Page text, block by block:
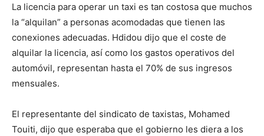
La licencia para operar un taxi es tan costosa que muchos
la “alquilan” a personas acomodadas que tienen las
conexiones adecuadas. Hdidou dijo que el coste de
alquilar la licencia, así como los gastos operativos del
automóvil, representan hasta el 70% de sus ingresos
mensuales.
El representante del sindicato de taxistas, Mohamed
Touiti, dijo que esperaba que el gobierno les diera a los